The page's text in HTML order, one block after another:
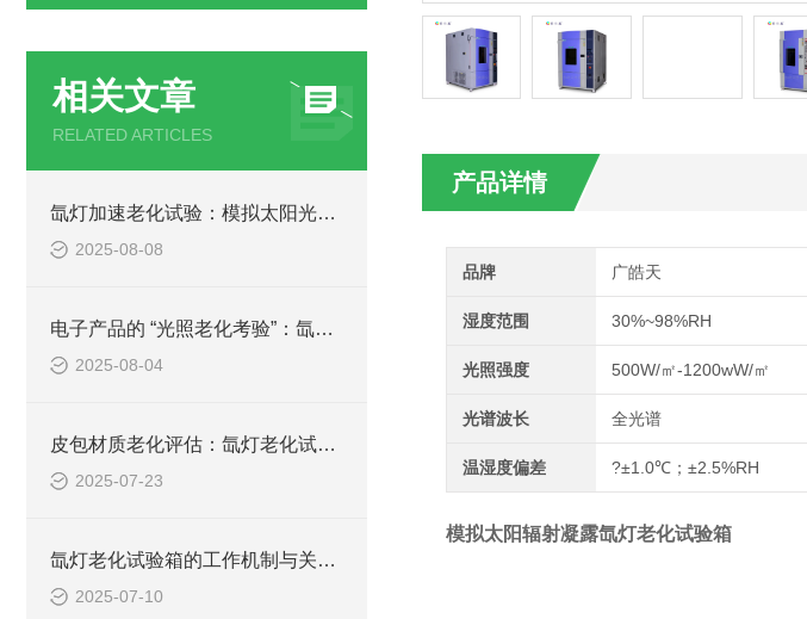
相关文章
RELATED ARTICLES
氙灯加速老化试验：模拟太阳光下产品寿命评估的技术规范与应用
2025-08-08
电子产品的 “光照老化考验”：氙灯试验箱测试技术详解
2025-08-04
皮包材质老化评估：氙灯老化试验箱的测试实践与解析
2025-07-23
氙灯老化试验箱的工作机制与关键技术解析
2025-07-10
产品详情
品牌 广皓天
湿度范围 30%~98%RH
光照强度 500W/㎡-1200wW/㎡
光谱波长 全光谱
温湿度偏差 ?±1.0℃；±2.5%RH
模拟太阳辐射凝露氙灯老化试验箱